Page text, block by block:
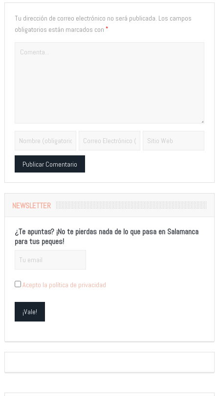
Tu dirección de correo electrónico no será publicada. Los campos
obligatorios están marcados con *
NEWSLETTER
¿Te apuntas? ¡No te pierdas nada de lo que pasa en Salamanca
para tus peques!
Acepto la política de privacidad